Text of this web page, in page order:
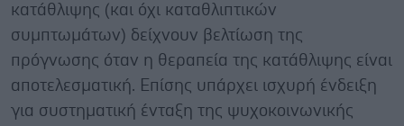
κατάθλιψης (και όχι καταθλιπτικών
συμπτωμάτων) δείχνουν βελτίωση της
πρόγνωσης όταν η θεραπεία της κατάθλιψης είναι
αποτελεσματική. Επίσης υπάρχει ισχυρή ένδειξη
για συστηματική ένταξη της ψυχοκοινωνικής